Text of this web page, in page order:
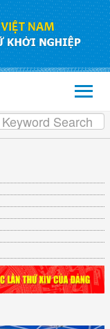
gia quản lý | Phó Chủ